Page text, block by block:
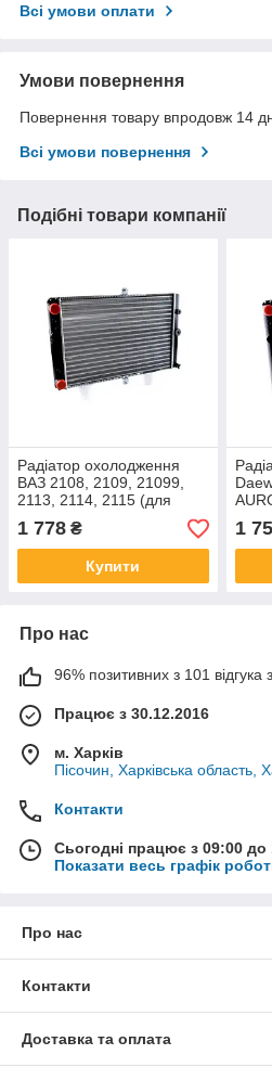
Всі умови оплати
Умови повернення
Повернення товару впродовж 14
Всі умови повернення
Подібні товари компанії
Радіатор охолодження
ВАЗ 2108, 2109, 21099,
2113, 2114, 2115 (для
інжекторних авто)
AURORA
1 778 ₴
Купити
1
Про нас
96% позитивних з 101 відгука
Працює з 30.12.2016
м. Харків
Пісочин, Харківська область,
Контакти
Сьогодні працює з 09:00 до
Показати весь графік
Про нас
Контакти
Доставка та оплата